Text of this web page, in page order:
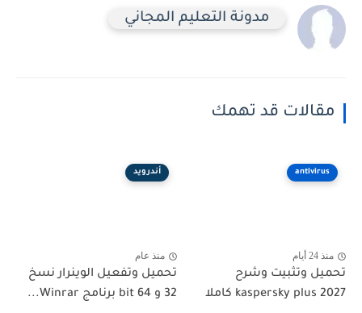
مدونة التعليم المجاني
مقالات قد تهمك
antivirus
منذ 24 أيام
تحميل وتثبيت وشرح
kaspersky plus 2027 كاملا
أندرويد
منذ عام
تحميل وتفعيل الوينرار نسخ
32 و 64 bit برنامج Winrar...